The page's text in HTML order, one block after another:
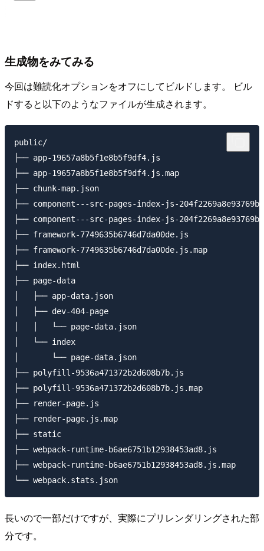
生成物をみてみる
今回は難読化オプションをオフにしてビルドします。 ビル
ドすると以下のようなファイルが生成されます。
public/
├── app-19657a8b5f1e8b5f9df4.js
├── app-19657a8b5f1e8b5f9df4.js.map
├── chunk-map.json
├── component---src-pages-index-js-
├── component---src-pages-index-js-
├── framework-7749635b6746d7da00de.js
├── framework-7749635b6746d7da00de.js.map
├── index.html
├── page-data
│   ├── app-data.json
│   ├── dev-404-page
│   │   └── page-data.json
│   └── index
│       └── page-data.json
├── polyfill-9536a471372b2d608b7b.js
├── polyfill-9536a471372b2d608b7b.js.map
├── render-page.js
├── render-page.js.map
├── static
├── webpack-runtime-b6ae6751b12938453ad8.js
├── webpack-runtime-b6ae6751b12938453ad8.js.map
長いので一部だけですが、実際にプリレンダリングされた部
分です。